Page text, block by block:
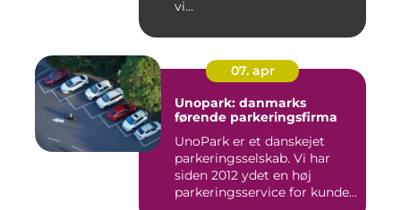
vi...
07. apr
Unopark: danmarks
førende parkeringsfirma
UnoPark er et danskejet
parkeringsselskab. Vi har
siden 2012 ydet en høj
parkeringsservice for kunde...